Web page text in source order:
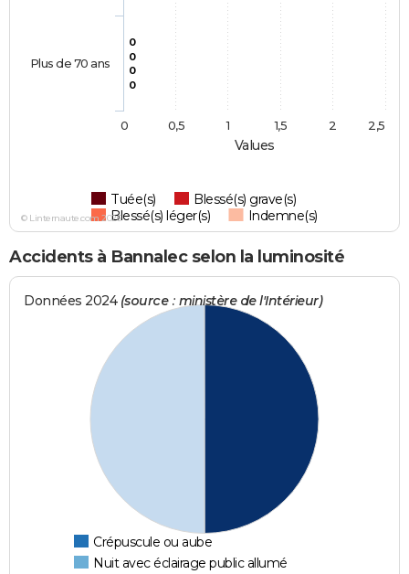
Values
0
0
0
0
Tuée(s)
Blessé(s) grave(s)
Blessé(s) léger(s)
Indemne(s)
Plus de 70 ans
0 0,5 1 1,5 2 2,5
© Linternaute.com 2026
Accidents à Bannalec selon la luminosité
Données 2024 (source : ministère de l'Intérieur)
Crépuscule ou aube
Nuit avec éclairage public allumé